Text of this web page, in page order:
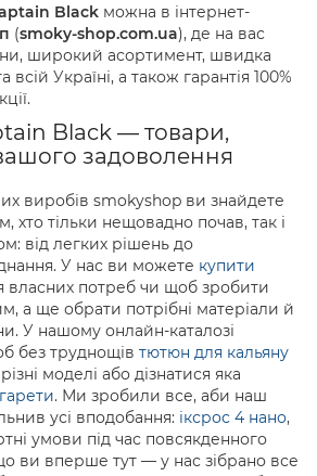
Black можна в інтернет-
(smoky-shop.com.ua), де на вас
широкий асортимент, швидка
всій Україні, а також гарантія 100%
Black — товари,
задоволення
виробів smokyshop ви знайдете
хто тільки нещовадно почав, так і
від легких рішень до
У нас ви можете купити
власних потреб чи щоб зробити
а ще обрати потрібні матеріали й
У нашому онлайн-каталозі
без труднощів тютюн для кальяну
моделі або дізнатися яка
. Ми зробили все, аби наш
усі вподобання: іксрос 4 нано,
умови під час повсякденного
ви вперше тут — у нас зібрано все